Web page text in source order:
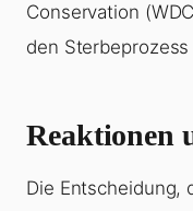
Conservation
den
Reaktionen
Die Entscheidung,